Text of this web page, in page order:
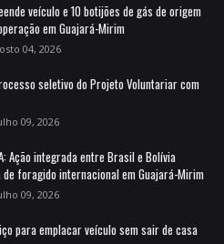
veículo e 10 botijões de gás de origem
em Guajará-Mirim
04, 2026
seletivo do Projeto Voluntariar com
09, 2026
Ação integrada entre Brasil e Bolívia
foragido internacional em Guajará-Mirim
09, 2026
para emplacar veículo sem sair de casa